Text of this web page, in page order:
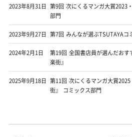
2023年8月31日 第9回 次にくるマンガ大賞2023
部門
2023年9月27日 第7回 みんなが選ぶTSUTAYAコ
2024年2月1日
第19回 全国書店員が選んだお
楽街』
2025年9月18日 第11回 次にくるマンガ大賞
街』 コミックス部門